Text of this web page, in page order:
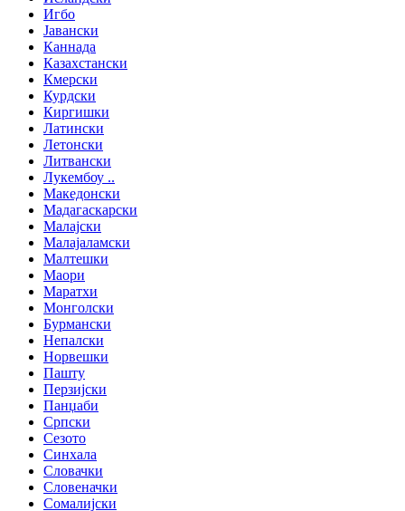
Игбо
Јавански
Каннада
Казахстански
Кмерски
Курдски
Киргишки
Латински
Летонски
Литвански
Лукембоу ..
Македонски
Мадагаскарски
Малајски
Малајаламски
Малтешки
Маори
Маратхи
Монголски
Бурмански
Непалски
Норвешки
Пашту
Перзијски
Панџаби
Српски
Сезото
Синхала
Словачки
Словеначки
Сомалијски